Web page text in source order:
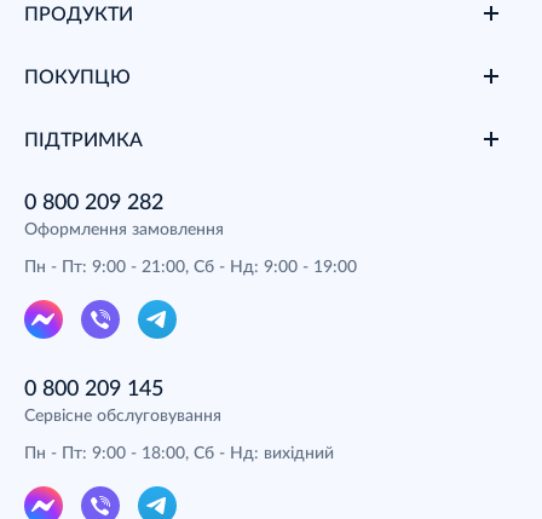
ПРОДУКТИ
ПОКУПЦЮ
ПІДТРИМКА
0 800 209 282
Оформлення замовлення
Пн - Пт: 9:00 - 21:00, Сб - Нд: 9:00 - 19:00
0 800 209 145
Сервісне обслуговування
Пн - Пт: 9:00 - 18:00, Сб - Нд: вихідний